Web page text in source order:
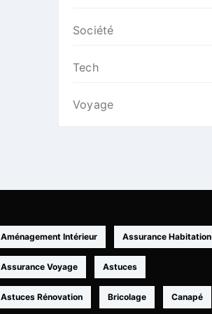
Société
Tech
Voyage
Aménagement Intérieur Assurance Habitation
Assurance Voyage Astuces
Astuces Rénovation Bricolage Canapé